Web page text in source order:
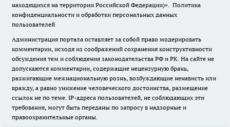
находящихся на территории Российской Федерации)». Политика
конфиденциальности и обработки персональных данных
пользователей
Администрация портала оставляет за собой право модерировать
комментарии, исходя из соображений сохранения конструктивности
обсуждения тем и соблюдения законодательства РФ и РК. На сайте не
допускаются комментарии, содержащие нецензурную брань,
разжигающие межнациональную рознь, возбуждающие ненависть или
вражду, а равно унижение человеческого достоинства, размещение
ссылок не по теме. IP-адреса пользователей, не соблюдающих эти
требования, могут быть переданы по запросу в надзорные и
правоохранительные органы.